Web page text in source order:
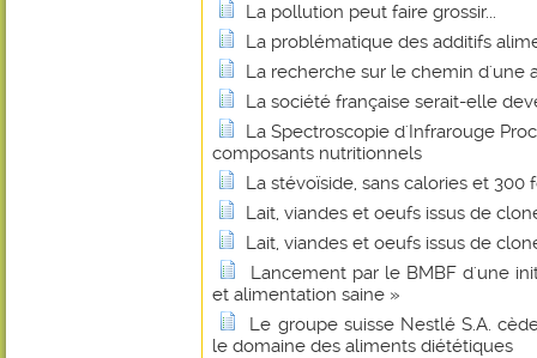
La pollution peut faire grossir...
La problématique des additifs
La recherche sur le chemin d'une
La société française serait-elle
La Spectroscopie d'Infrarouge
composants nutritionnels
La stévoïside, sans calories et
Lait, viandes et oeufs issus de
Lait, viandes et oeufs issus de
Lancement par le BMBF d'une
et alimentation saine »
Le groupe suisse Nestlé S.A.
le domaine des aliments diététiques